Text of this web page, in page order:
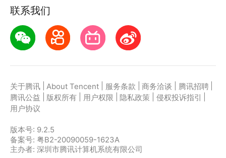
联系我们
关于腾讯 About Tencent 服务条款 商务洽谈 腾讯招聘
腾讯公益
版权所有 用户权限 隐私政策 侵权投诉指引
用户协议
版本号: 9.2.5
备案号: 粤B2-20090059-1623A
主办者: 深圳市腾讯计算机系统有限公司